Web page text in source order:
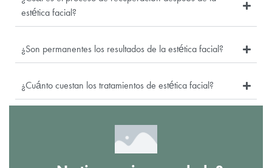
estética facial?
¿Son permanentes los resultados de la estética facial?
¿Cuánto cuestan los tratamientos de estética facial?